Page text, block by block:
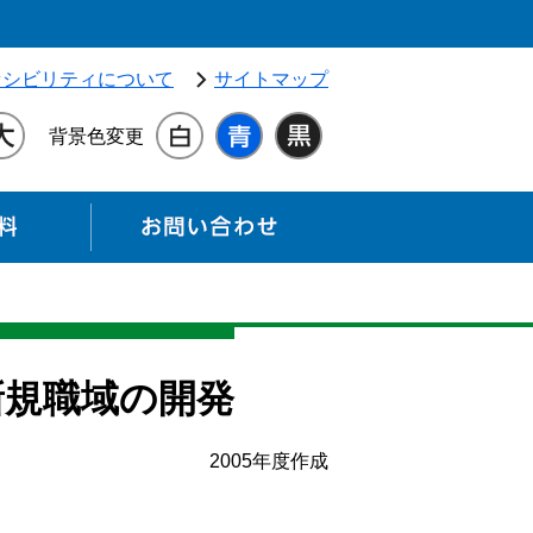
ビリティについて サイトマップ
背景色変更
各種資料
職域の開発
2005年度作成